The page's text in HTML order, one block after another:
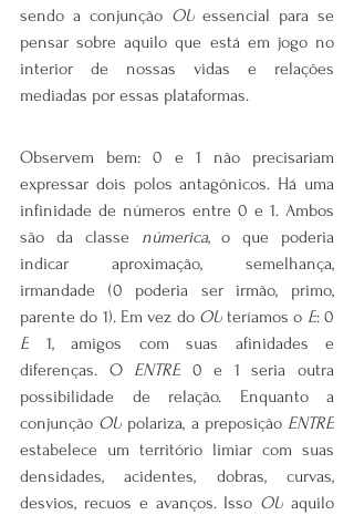
sendo a conjunção OU essencial para se
pensar sobre aquilo que está em jogo no
interior de nossas vidas e relações
mediadas por essas plataformas.
Observem bem: 0 e 1 não precisariam
expressar dois polos antagônicos. Há uma
infinidade de números entre 0 e 1. Ambos
são da classe númerica, o que poderia
indicar aproximação, semelhança,
irmandade (0 poderia ser irmão, primo,
parente do 1). Em vez do OU teríamos o E
E 1, amigos com suas afinidades e
diferenças. O ENTRE 0 e 1 seria outra
possibilidade de relação. Enquanto a
conjunção OU polariza, a preposição ENTRE
estabelece um território limiar com suas
densidades, acidentes, dobras, curvas,
desvios, recuos e avanços. Isso OU aquilo